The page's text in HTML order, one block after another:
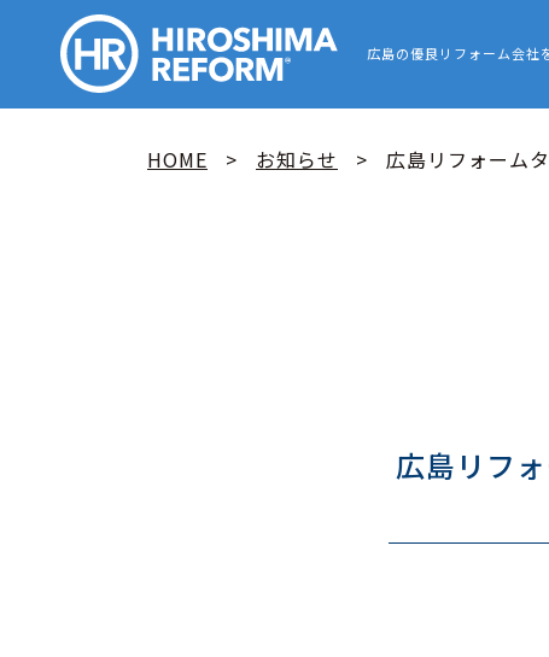
広島の優良リフォーム会社
HOME お知らせ 広島リフォーム
広島リフ